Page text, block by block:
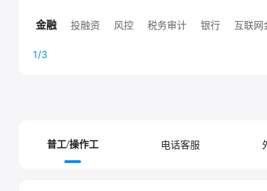
金融 投融资 风控 税务审计 银行 互联网
1/3
普工/操作工 电话客服